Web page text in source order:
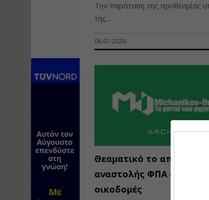
Την παράταση της προθεσμίας
της...
06-07-2020
Θεαματικό το
αναστολής ΦΠΑ στις νέες
οικοδομές